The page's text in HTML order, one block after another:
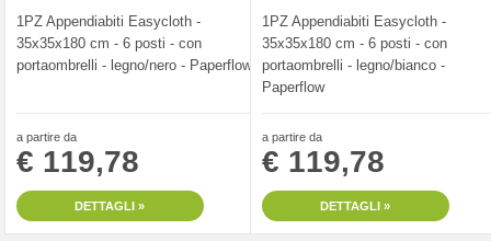
1PZ Appendiabiti Easycloth -
35x35x180 cm - 6 posti - con
portaombrelli - legno/nero - Paperflow
a partire da
€ 119,78
DETTAGLI »
1PZ Appendiabiti Easycloth -
35x35x180 cm - 6 posti - con
portaombrelli - legno/bianco -
Paperflow
a partire da
€ 119,78
DETTAGLI »